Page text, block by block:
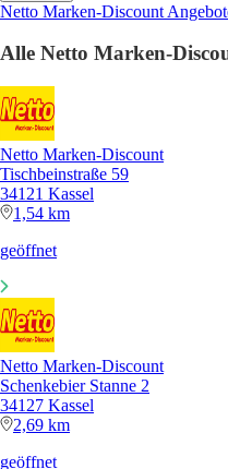
Netto Marken-Discount
Alle Netto Marken-
Netto Marken-Discount
Tischbeinstraße 59
34121 Kassel
1,54 km
geöffnet
Netto Marken-Discount
Schenkebier Stanne 2
34127 Kassel
2,69 km
geöffnet